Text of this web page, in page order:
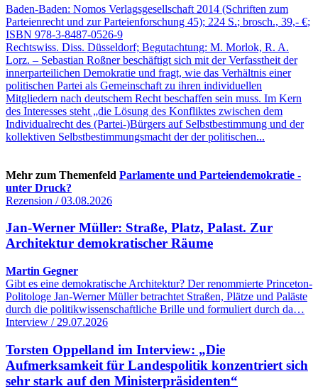
Baden-Baden: Nomos Verlagsgesellschaft 2014 (Schriften zum
Parteienrecht und zur Parteienforschung 45); 224 S.; brosch., 39,- €;
ISBN 978-3-8487-0526-9
Rechtswiss. Diss. Düsseldorf; Begutachtung: M. Morlok, R. A.
Lorz. – Sebastian Roßner beschäftigt sich mit der Verfasstheit der
innerparteilichen Demokratie und fragt, wie das Verhältnis einer
politischen Partei als Gemeinschaft zu ihren individuellen
Mitgliedern nach deutschem Recht beschaffen sein muss. Im Kern
des Interesses steht „die Lösung des Konfliktes zwischen dem
Individualrecht des (Partei‑)Bürgers auf Selbstbestimmung und der
kollektiven Selbstbestimmungsmacht der der politischen...
Mehr zum Themenfeld Parlamente und Parteiendemokratie -
unter Druck?
Rezension / 03.08.2026
Jan-Werner Müller: Straße, Platz, Palast. Zur
Architektur demokratischer Räume
Martin Gegner
Gibt es eine demokratische Architektur? Der renommierte Princeton-
Politologe Jan-Werner Müller betrachtet Straßen, Plätze und Paläste
durch die politikwissenschaftliche Brille und formuliert durch da…
Interview / 29.07.2026
Torsten Oppelland im Interview: „Die
Aufmerksamkeit für Landespolitik konzentriert sich
sehr stark auf den Ministerpräsidenten“